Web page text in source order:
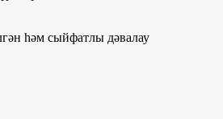
һәм сыйфатлы дәвалау